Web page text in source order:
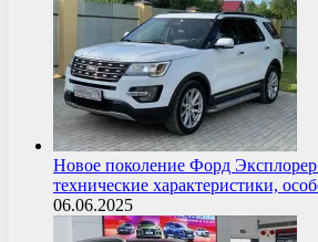
Новое поколение Форд
технические характеристики,
06.06.2025